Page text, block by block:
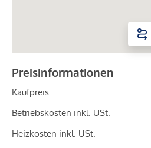
Preisinformationen
Kaufpreis
Betriebskosten inkl. USt.
Heizkosten inkl. USt.